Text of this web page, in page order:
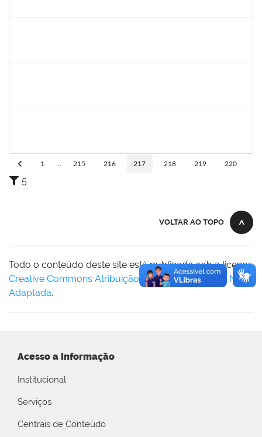
1 215 216 217 218 219 220
5
VOLTAR AO TOPO
Todo o conteúdo deste site está publicado sob a licença
Creative Commons Atribuição-SemDerivações 3.0 Não
Adaptada.
Acesso a Informação
Institucional
Serviços
Centrais de Conteúdo